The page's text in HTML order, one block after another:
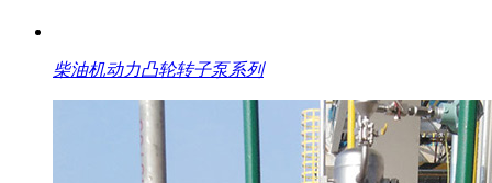
柴油机动力凸轮转子泵系列